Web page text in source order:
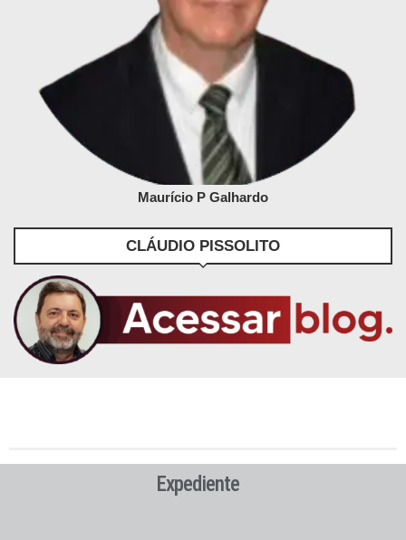
Maurício P Galhardo
CLÁUDIO PISSOLITO
Expediente